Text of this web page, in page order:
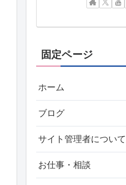
固定ページ
ホーム
ブログ
サイト管理者について
お仕事・相談